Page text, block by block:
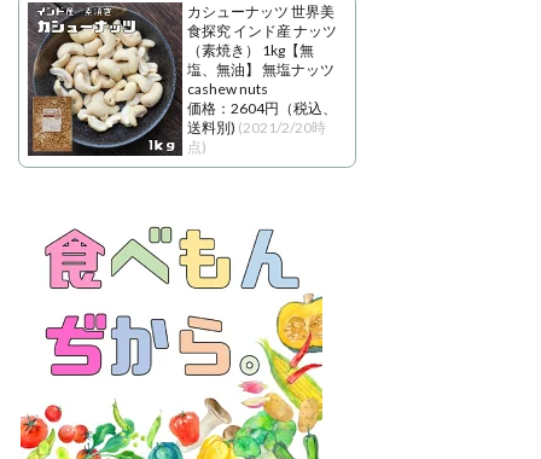
カシューナッツ 世界美
食探究 インド産 ナッツ
（素焼き） 1kg【無
塩、無油】 無塩ナッツ
cashew nuts
価格：2604円（税込、
送料別) (2021/2/20時
点)